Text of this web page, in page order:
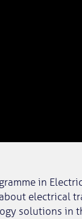
in
electrical
solutions in